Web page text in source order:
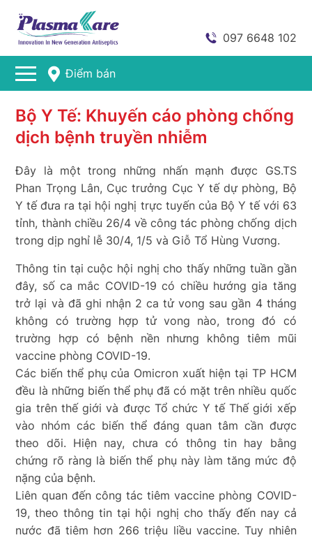
097 6648 102
Điểm bán
Bộ Y Tế: Khuyến cáo phòng chống
dịch bệnh truyền nhiễm
Đây là một trong những nhấn mạnh được GS.TS
Phan Trọng Lân, Cục trưởng Cục Y tế dự phòng, Bộ
Y tế đưa ra tại hội nghị trực tuyến của Bộ Y tế với 63
tỉnh, thành chiều 26/4 về công tác phòng chống dịch
trong dịp nghỉ lễ 30/4, 1/5 và Giỗ Tổ Hùng Vương.
Thông tin tại cuộc hội nghị cho thấy những tuần gần
đây, số ca mắc COVID-19 có chiều hướng gia tăng
trở lại và đã ghi nhận 2 ca tử vong sau gần 4 tháng
không có trường hợp tử vong nào, trong đó có
trường hợp có bệnh nền nhưng không tiêm mũi
vaccine phòng COVID-19.
Các biến thể phụ của Omicron xuất hiện tại TP HCM
đều là những biến thể phụ đã có mặt trên nhiều quốc
gia trên thế giới và được Tổ chức Y tế Thế giới xếp
vào nhóm các biến thể đáng quan tâm cần được
theo dõi. Hiện nay, chưa có thông tin hay bằng
chứng rõ ràng là biến thể phụ này làm tăng mức độ
nặng của bệnh.
Liên quan đến công tác tiêm vaccine phòng COVID-
19, theo thông tin tại hội nghị cho thấy đến nay cả
nước đã tiêm hơn 266 triệu liều vaccine. Tuy nhiên